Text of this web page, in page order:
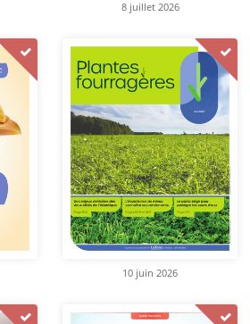
8 juillet 2026
10 juin 2026